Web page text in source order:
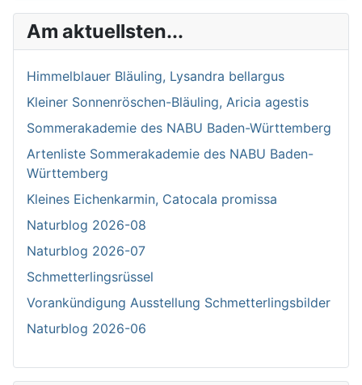
Am aktuellsten...
Himmelblauer Bläuling, Lysandra bellargus
Kleiner Sonnenröschen-Bläuling, Aricia agestis
Sommerakademie des NABU Baden-Württemberg
Artenliste Sommerakademie des NABU Baden-
Württemberg
Kleines Eichenkarmin, Catocala promissa
Naturblog 2026-08
Naturblog 2026-07
Schmetterlingsrüssel
Vorankündigung Ausstellung Schmetterlingsbilder
Naturblog 2026-06